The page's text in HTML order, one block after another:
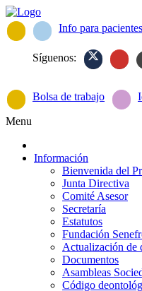
Info para pacientes
Síguenos:
Bolsa de trabajo
Menu
Información
Bienvenida del
Junta Directiva
Comité Asesor
Secretaría
Estatutos
Fundación
Actualización de
Documentos
Asambleas
Código